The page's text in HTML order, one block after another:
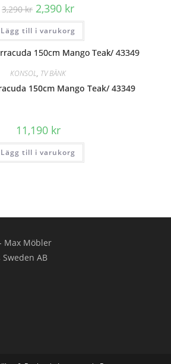
3,290kr Det
ursprungliga
priset
var:
3,290 kr.
2,390 krDet
priset
är:
2,390 kr.
Lägg till i varukorg
KONSOL, TV BÄNK
150cm Mango Teak/ 43349
11,190 kr
Lägg till i varukorg
Max Möbler
AB